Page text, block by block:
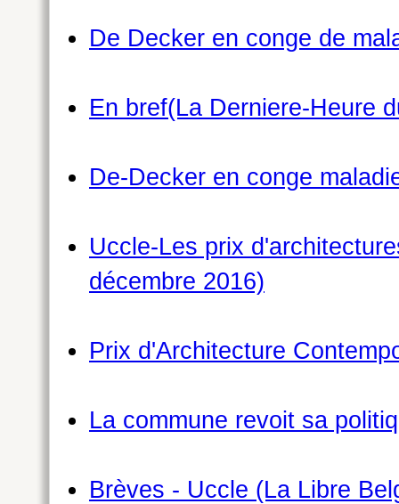
De Decker en conge de
En bref(La Derniere-Heure
De-Decker en conge
Uccle-Les prix
décembre 2016)
Prix d'Architecture
La commune revoit sa
Brèves - Uccle (La Libre